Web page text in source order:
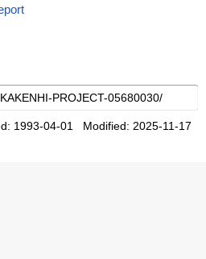
1993-04-01 Modified: 2025-11-17